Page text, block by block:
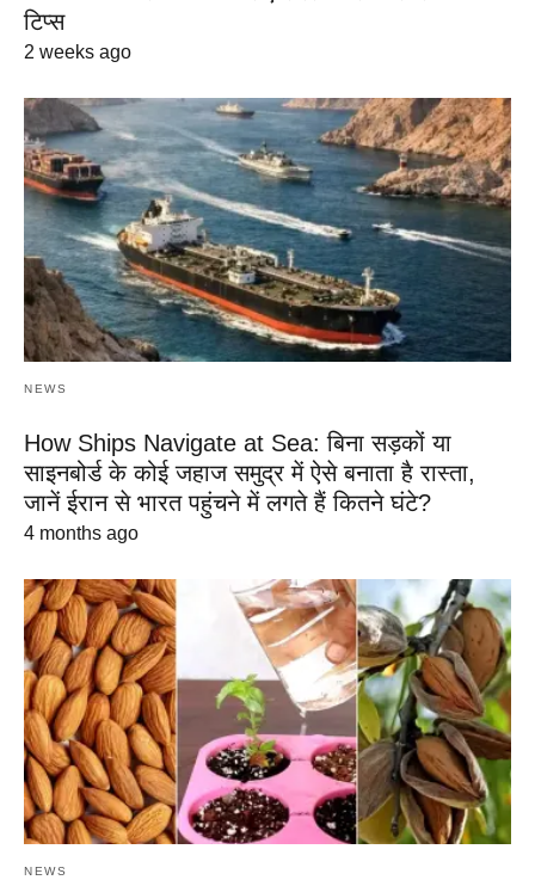
टिप्स
2 weeks ago
NEWS
How Ships Navigate at Sea: बिना सड़कों या
साइनबोर्ड के कोई जहाज समुद्र में ऐसे बनाता है रास्ता,
जानें ईरान से भारत पहुंचने में लगते हैं कितने घंटे?
4 months ago
NEWS